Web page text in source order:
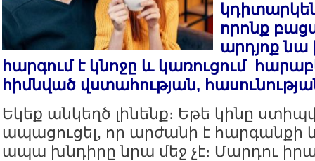
որոնք
արդյոք նա
հարգում է կնոջը և կառուցում
հիմնված վստահության,
Եկեք անկեղծ լինենք։ Եթե կինը
ապացուցել, որ արժանի է հարգանքի
ապա խնդիրը նրա մեջ չէ։ Մարդու